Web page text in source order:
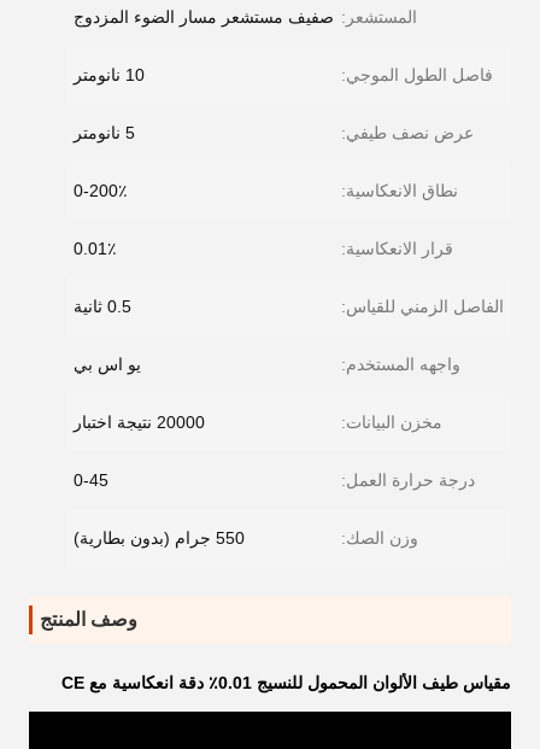
المستشعر: صفيف مستشعر مسار الضوء المزدوج
فاصل الطول الموجي: 10 نانومتر
عرض نصف طيفي: 5 نانومتر
نطاق الانعكاسية: 0-200٪
قرار الانعكاسية: 0.01٪
الفاصل الزمني للقياس: 0.5 ثانية
واجهه المستخدم: يو اس بي
مخزن البيانات: 20000 نتيجة اختبار
درجة حرارة العمل: 0-45
وزن الصك: 550 جرام (بدون بطارية)
وصف المنتج
مقياس طيف الألوان المحمول للنسيج 0.01٪ دقة انعكاسية مع CE